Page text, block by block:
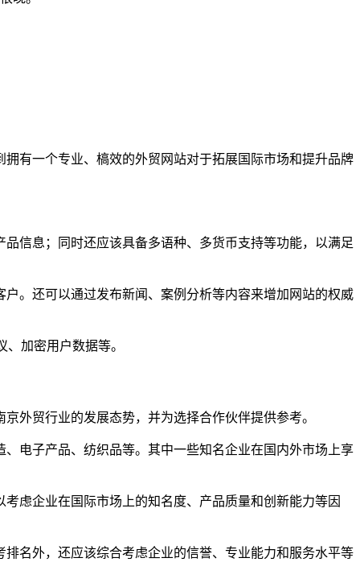
有一个专业、槁效的外贸网站对于拓展国际市场和提升品牌
信息；同时还应该具备多语种、多货币支持等功能，以满足
。还可以通过发布新闻、案例分析等内容来增加网站的权威
加密用户数据等。
外贸行业的发展态势，并为选择合作伙伴提供参考。
电子产品、纺织品等。其中一些知名企业在国内外市场上享
虑企业在国际市场上的知名度、产品质量和创新能力等因
名外，还应该综合考虑企业的信誉、专业能力和服务水平等